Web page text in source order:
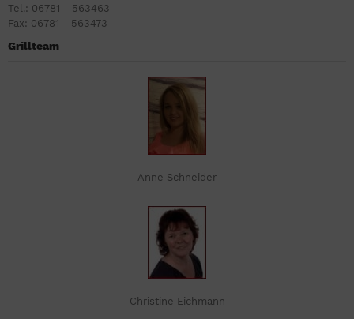
Tel.: 06781 - 563463
Fax: 06781 - 563473
Grillteam
Anne Schneider
Christine Eichmann